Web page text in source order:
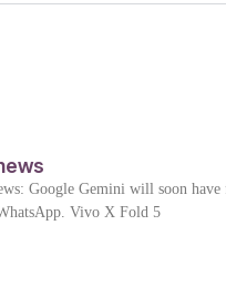
Google Gemini will soon have
Vivo X Fold 5